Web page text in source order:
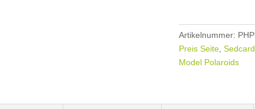
Artikelnummer:
Preis Seite, Sedcard
Model Polaroids